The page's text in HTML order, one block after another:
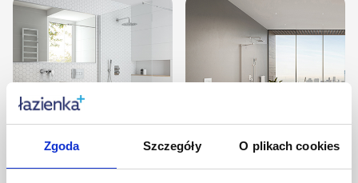
Zgoda Szczegóły O plikach cookies